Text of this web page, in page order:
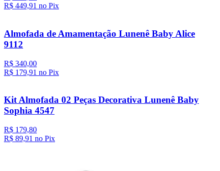
R$ 449,91 no Pix
Almofada de Amamentação Lunenê Baby Alice
9112
R$ 340,00
R$ 179,91 no Pix
Kit Almofada 02 Peças Decorativa Lunenê Baby
Sophia 4547
R$ 179,80
R$ 89,91 no Pix